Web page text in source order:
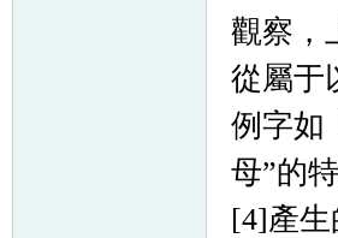
觀察，
從屬于
例字如
母”的
[4]產生